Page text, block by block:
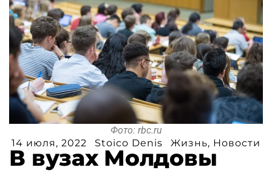
Фото: rbc.ru
14 июля, 2022
Stoico Denis Жизнь, Новости
В вузах Молдовы